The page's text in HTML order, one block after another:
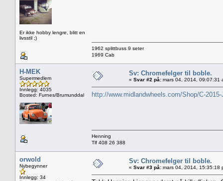
Er ikke hobby lengre, blitt en
livsstil ;)
1962 splittbuss 9 seter
1969 Cab
H-MEK
Supermedlem
Innlegg: 4035
Bosted: Furnes/Brumunddal
Sv: Chromefelger til boble.
« Svar #2 på: mars 04, 2014, 09:07:31
http://www.midlandwheels.com/Shop/C-
Henning
Tlf 408 26 388
orwold
Nybegynner
Innlegg: 34
Sv: Chromefelger til boble.
« Svar #3 på: mars 04, 2014, 15:35:18